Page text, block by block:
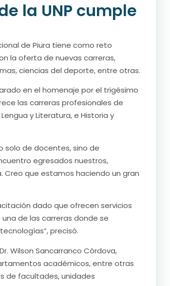
la UNP cumple
de Piura tiene como reto
la oferta de nuevas carreras,
ciencias del deporte, entre otras.
en el homenaje por el trigésimo
las carreras profesionales de
y Literatura, e Historia y
solo de docentes, sino de
egresados nuestros,
Creo que estamos haciendo un gran
dado que ofrecen servicios
de las carreras donde se
precisó.
Wilson Sancarranco Córdova,
académicos, entre otras
de facultades, unidades